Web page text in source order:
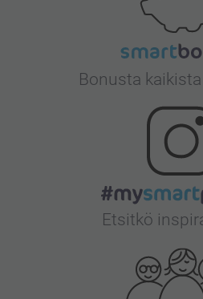
Bonusta
Etsitkö